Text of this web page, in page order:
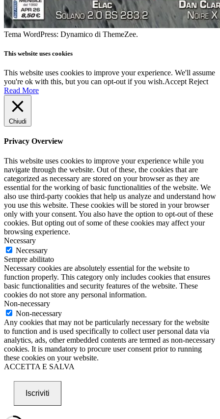
Tema WordPress: Dynamico di ThemeZee.
This website uses cookies
This website uses cookies to improve your experience. We'll assume
you're ok with this, but you can opt-out if you wish.Accept Reject
Read More
Chiudi
Privacy Overview
This website uses cookies to improve your experience while you
navigate through the website. Out of these, the cookies that are
categorized as necessary are stored on your browser as they are
essential for the working of basic functionalities of the website. We
also use third-party cookies that help us analyze and understand how
you use this website. These cookies will be stored in your browser
only with your consent. You also have the option to opt-out of these
cookies. But opting out of some of these cookies may affect your
browsing experience.
Necessary
Necessary
Sempre abilitato
Necessary cookies are absolutely essential for the website to
function properly. This category only includes cookies that ensures
basic functionalities and security features of the website. These
cookies do not store any personal information.
Non-necessary
Non-necessary
Any cookies that may not be particularly necessary for the website
to function and is used specifically to collect user personal data via
analytics, ads, other embedded contents are termed as non-necessary
cookies. It is mandatory to procure user consent prior to running
these cookies on your website.
ACCETTA E SALVA
Iscriviti